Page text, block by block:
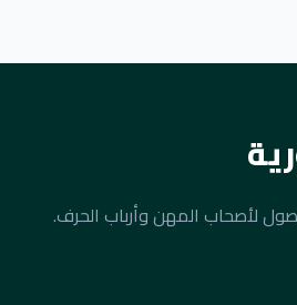
لأصحاب المهن وأرباب الحرف.